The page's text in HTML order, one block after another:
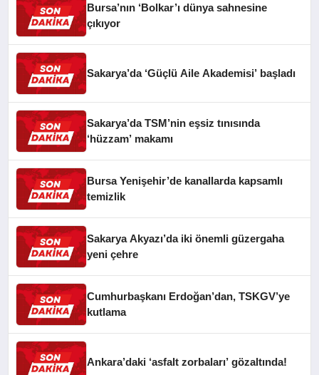
Bursa’nın ‘Bolkar’ı dünya sahnesine
çıkıyor
Sakarya’da ‘Güçlü Aile Akademisi’ başladı
Sakarya’da TSM’nin eşsiz tınısında
‘hüzzam’ makamı
Bursa Yenişehir’de kanallarda kapsamlı
temizlik
Sakarya Akyazı’da iki önemli güzergaha
yeni çehre
Cumhurbaşkanı Erdoğan’dan, TSKGV’ye
kutlama
Ankara’daki ‘asfalt zorbaları’ gözaltında!